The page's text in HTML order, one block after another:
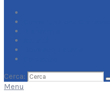
Cerca:
Menu